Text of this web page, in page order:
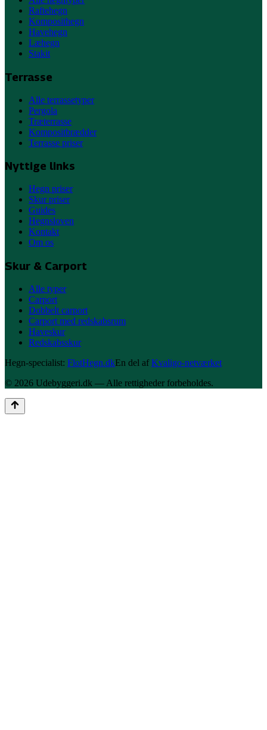
Raftehegn
Komposithegn
Havehegn
Læhegn
Stakit
Terrasse
Alle terrassetyper
Pergola
Træterrasse
Kompositbrædder
Terrasse priser
Nyttige links
Hegn priser
Skur priser
Guides
Hegnsloven
Kontakt
Om os
Skur & Carport
Alle typer
Carport
Dobbelt carport
Carport med redskabsrum
Haveskur
Redskabsskur
Hegn-specialist: FlotHegn.dkEn del af Kvaligo-netværket
© 2026 Udebyggeri.dk — Alle rettigheder forbeholdes.